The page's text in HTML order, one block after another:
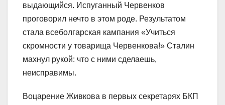
выдающийся. Испуганный Червенков
проговорил нечто в этом роде. Результатом
стала всеболгарская кампания «Учиться
скромности у товарища Червенкова!» Сталин
махнул рукой: что с ними сделаешь,
неисправимы.
Воцарение Живкова в первых секретарях БКП